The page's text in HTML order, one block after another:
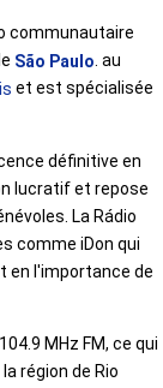
communautaire
São Paulo . au
et est spécialisée
définitive en
lucratif et repose
La Rádio
comme iDon qui
en l'importance de
MHz FM, ce qui
région de Rio